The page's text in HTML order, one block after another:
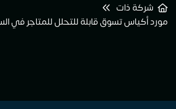
شركة ذات
مورد أكياس تسوق قابلة للتحلل للمتاجر في